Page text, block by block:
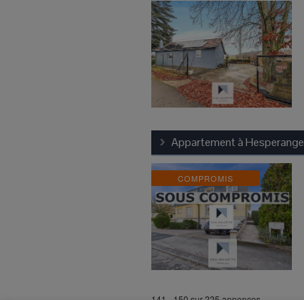
Appartement àHesperange
COMPROMIS